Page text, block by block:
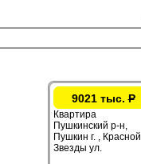
9021 тыс.Р
Квартира
Пушкинский р-н,
Пушкин г. , Красной
Звезды ул.